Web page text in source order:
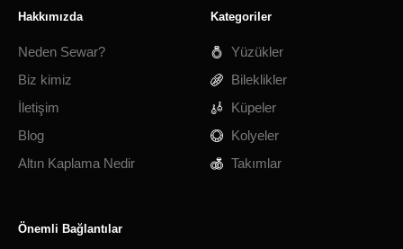
Hakkımızda
Neden Sewar?
Biz kimiz
İletişim
Blog
Altın Kaplama Nedir
Kategoriler
Yüzükler
Bileklikler
Küpeler
Kolyeler
Takımlar
Önemli Bağlantılar